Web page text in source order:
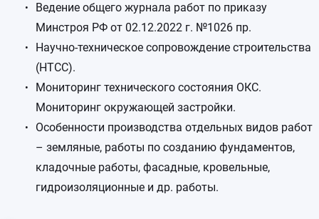
Ведение общего журнала работ по приказу
Минстроя РФ от 02.12.2022 г. №1026 пр.
Научно-техническое сопровождение строительства
(НТСС).
Мониторинг технического состояния ОКС.
Мониторинг окружающей застройки.
Особенности производства отдельных видов работ
– земляные, работы по созданию фундаментов,
кладочные работы, фасадные, кровельные,
гидроизоляционные и др. работы.